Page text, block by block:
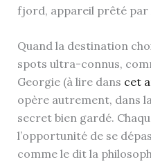
fjord, appareil prêté par
Quand la destination
spots ultra-connus,
Georgie (à lire dans cet
opère autrement, dans
secret bien gardé.
l’opportunité de se
comme le dit la